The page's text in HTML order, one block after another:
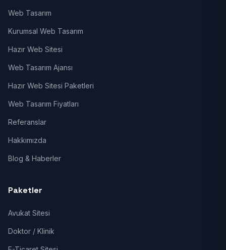
Web Tasarım
Kurumsal Web Tasarım
Hazır Web Sitesi
Web Tasarım Ajansı
Hazır Web Sitesi Paketleri
Web Tasarım Fiyatları
Referanslar
Hakkımızda
Blog & Haberler
Paketler
Avukat Sitesi
Doktor / Klinik